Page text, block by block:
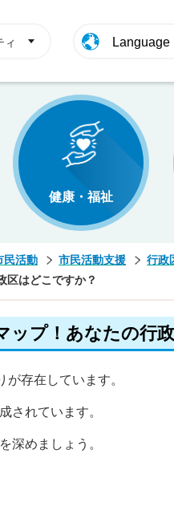
ィ Language
健康・福祉
民活動 市民活動支援
行政
区はどこですか？
ップ！あなたの行
存在しています。
されています。
深めましょう。